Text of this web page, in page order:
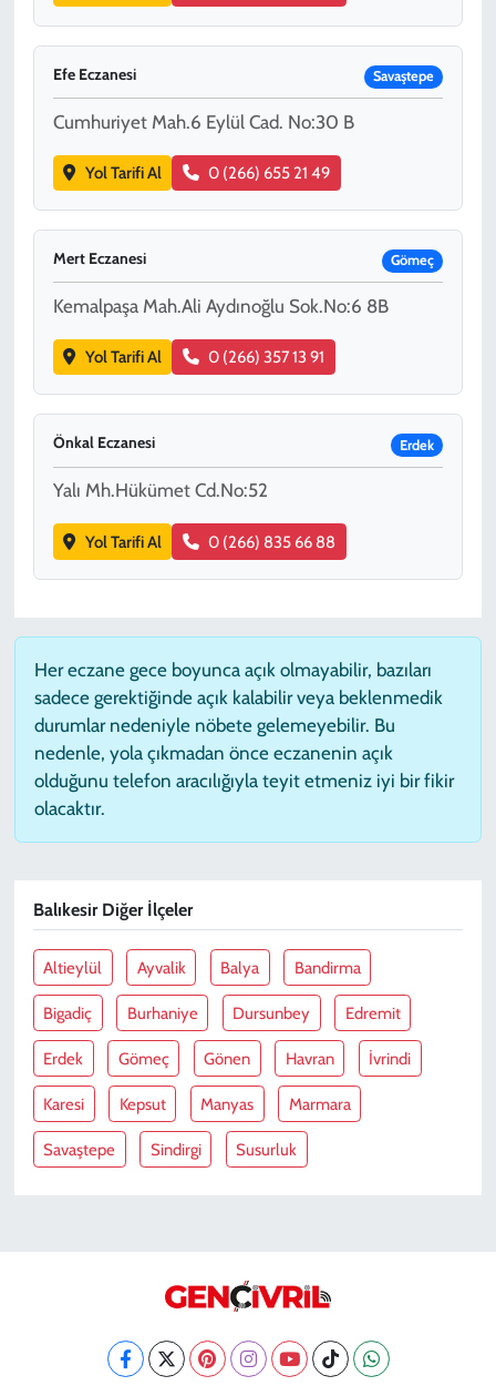
Efe Eczanesi Savaştepe
Cumhuriyet Mah.6 Eylül Cad. No:30 B
Yol Tarifi Al 0 (266) 655 21 49
Mert Eczanesi Gömeç
Kemalpaşa Mah.Ali Aydınoğlu Sok.No:6 8B
Yol Tarifi Al 0 (266) 357 13 91
Önkal Eczanesi Erdek
Yalı Mh.Hükümet Cd.No:52
Yol Tarifi Al 0 (266) 835 66 88
Her eczane gece boyunca açık olmayabilir, bazıları
sadece gerektiğinde açık kalabilir veya beklenmedik
durumlar nedeniyle nöbete gelemeyebilir. Bu
nedenle, yola çıkmadan önce eczanenin açık
olduğunu telefon aracılığıyla teyit etmeniz iyi bir fikir
olacaktır.
Balıkesir Diğer İlçeler
Altieylül Ayvalik Balya Bandirma
Bigadiç Burhaniye Dursunbey Edremit
Erdek Gömeç Gönen Havran İvrindi
Karesi Kepsut Manyas Marmara
Savaştepe Sindirgi Susurluk